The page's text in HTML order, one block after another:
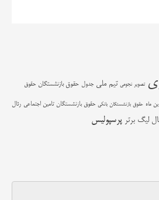
تصویر نجومی تیم ملی جدول حقوق بازنشستگان حقوق
ماه حقوق بازنشستگان بانکی حقوق بازنشستگان تامین اجتماعی رئال
لیگ برتر پرسپولیس